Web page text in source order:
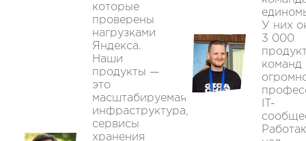
которые
проверены
нагрузками
Яндекса.
Наши
продукты —
это
масштабируемая
инфраструктура,
сервисы
хранения
У них
3 000
команд
IT-